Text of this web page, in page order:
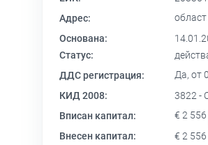
Адрес:
Основана:
Статус:
ДДС регистрация:
Да, от
КИД 2008:
3822 -
Вписан капитал:
€ 2 556
Внесен капитал:
€ 2 556